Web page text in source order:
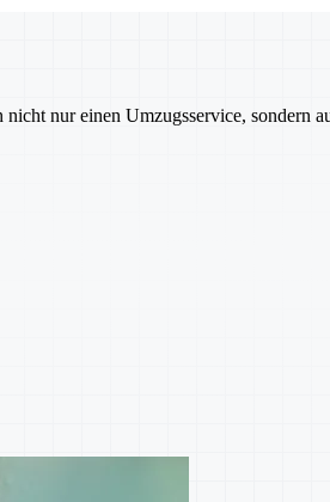
nur einen Umzugsservice, sondern